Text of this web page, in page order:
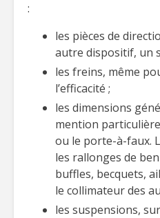
:
les pièces de
autre dispositif, un
les freins, même
l’efficacité ;
les dimensions
mention
ou le porte-à-faux.
les rallonges de
buffles, becquets,
le collimateur des
les suspensions,